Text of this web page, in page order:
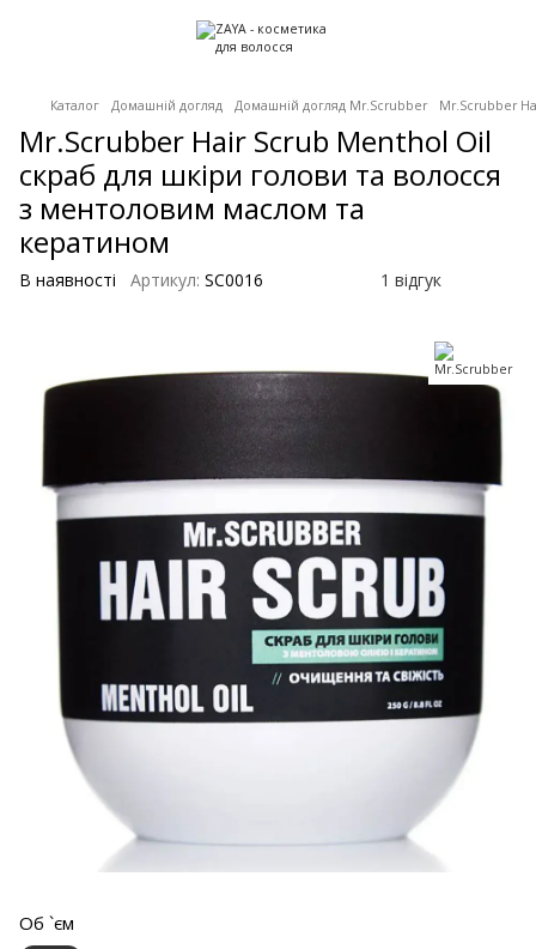
Каталог Домашній догляд Домашній догляд Mr.Scrubber Mr.Scrubber
Mr.Scrubber Hair Scrub Menthol Oil
скраб для шкіри голови та волосся
з ментоловим маслом та
кератином
В наявності Артикул: SC0016 1 відгук
Об `єм